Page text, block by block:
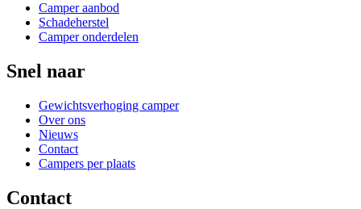
Camper aanbod
Schadeherstel
Camper onderdelen
Snel naar
Gewichtsverhoging camper
Over ons
Nieuws
Contact
Campers per plaats
Contact